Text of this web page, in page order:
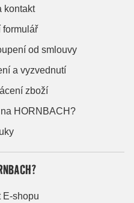
kontakt
formulář
od smlouvy
a vyzvednutí
zboží
HORNBACH?
E-shopu